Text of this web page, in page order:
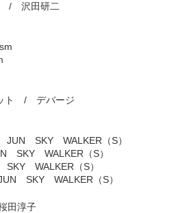
/ 沢田研二
ト / デバージ
SKY WALKER（S）
WALKER（S）
WALKER（S）
SKY WALKER（S）
田淳子